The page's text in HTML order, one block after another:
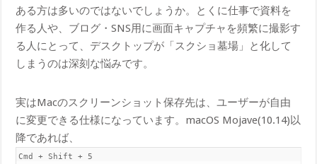
ある方は多いのではないでしょうか。とくに仕事で資料を
作る人や、ブログ・SNS用に画面キャプチャを頻繁に撮影す
る人にとって、デスクトップが「スクショ墓場」と化して
しまうのは深刻な悩みです。
実はMacのスクリーンショット保存先は、ユーザーが自由
に変更できる仕様になっています。macOS Mojave(10.14)以
降であれば、
Cmd + Shift + 5